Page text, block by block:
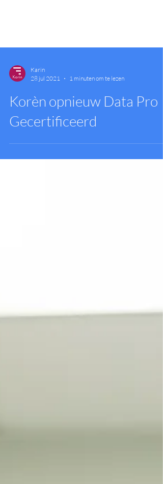
28 jul 2021
1 minuten om te lezen
Korèn opnieuw Data Pro
Gecertificeerd